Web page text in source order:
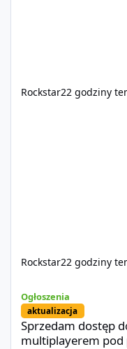
Rockstar22 godziny
Rockstar22 godziny
Ogłoszenia
aktualizacja
Sprzedam dostęp
multiplayerem